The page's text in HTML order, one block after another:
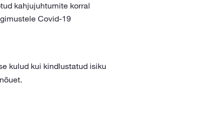
kahjujuhtumite korral
Covid-19
kulud kui kindlustatud isiku